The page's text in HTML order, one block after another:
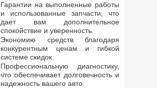
Гарантии на выполненные работы
и использованные запчасти, что
дает вам дополнительное
спокойствие и уверенность.
Экономию средств благодаря
конкурентным ценам и гибкой
системе скидок.
Профессиональную диагностику,
что обеспечивает долговечность и
надежность вашего авто.